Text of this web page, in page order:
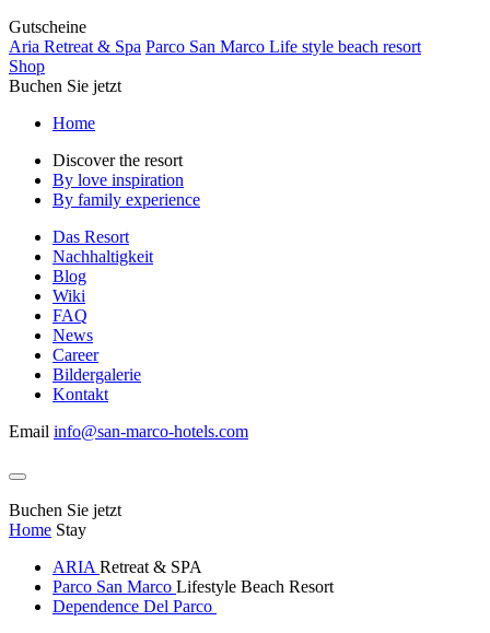
Gutscheine
Aria Retreat & Spa Parco San Marco Life style beach resort
Shop
Buchen Sie jetzt
Home
Discover the resort
By love inspiration
By family experience
Das Resort
Nachhaltigkeit
Blog
Wiki
FAQ
News
Career
Bildergalerie
Kontakt
Email info@san-marco-hotels.com
Buchen Sie jetzt
Home Stay
ARIA Retreat & SPA
Parco San Marco Lifestyle Beach Resort
Dependence Del Parco